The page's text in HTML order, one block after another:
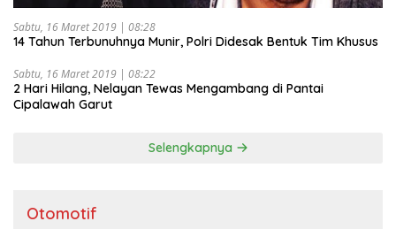
Sabtu, 16 Maret 2019 | 08:28
14 Tahun Terbunuhnya Munir, Polri Didesak Bentuk Tim Khusus
Sabtu, 16 Maret 2019 | 08:22
2 Hari Hilang, Nelayan Tewas Mengambang di Pantai
Cipalawah Garut
Selengkapnya
Otomotif